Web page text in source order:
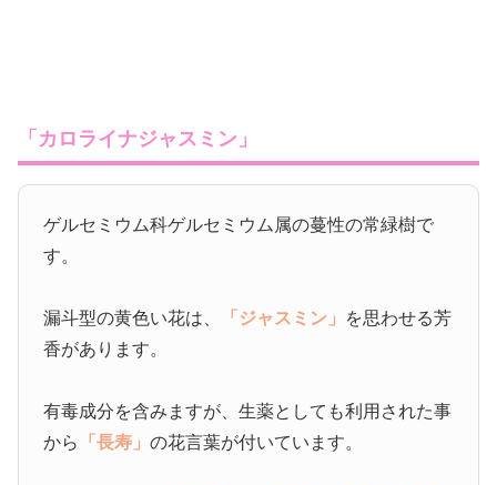
「カロライナジャスミン」
ゲルセミウム科ゲルセミウム属の蔓性の常緑樹で
す。
漏斗型の黄色い花は、 「ジャスミン」 を思わせる芳
香があります。
有毒成分を含みますが、生薬としても利用された事
から
「長寿」の花言葉が付いています。